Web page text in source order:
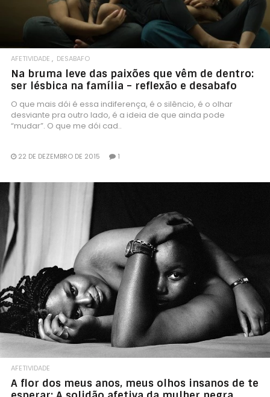
AFETIVIDADE DESABAFO
Na bruma leve das paixões que vêm de dentro:
ser lésbica na família – reflexão e desabafo
O que mais dói é essa indiferença, é o silêncio, é o olhar
desviante pra outro lado, é a ideia de que ainda pode
“mudar”. O que me dói cad..
22 DE DEZEMBRO DE 2015 1
AFETIVIDADE
A flor dos meus anos, meus olhos insanos de te